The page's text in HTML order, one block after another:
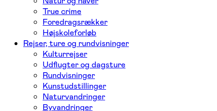
True crime
Foredragsrækker
Højskoleforløb
Rejser, ture og rundvisninger
Kulturrejser
Udflugter og dagsture
Rundvisninger
Kunstudstillinger
Naturvandringer
Byvandringer